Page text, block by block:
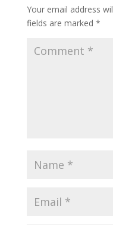
Your email address
fields are marked *